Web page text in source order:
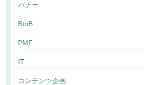
バナー
BtoB
PMF
IT
コンテンツ企画